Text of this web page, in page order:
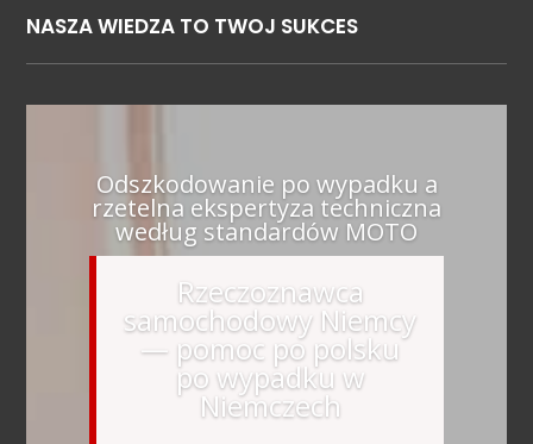
NASZA WIEDZA TO TWOJ SUKCES
Odszkodowanie po wypadku a
rzetelna ekspertyza techniczna
według standardów MOTO
Rzeczoznawca
samochodowy Niemcy
— pomoc po polsku
po wypadku w
Niemczech